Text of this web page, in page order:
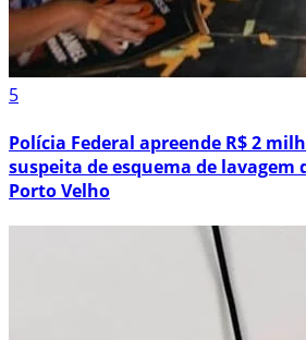
5
Polícia Federal apreende R$ 2
suspeita de esquema de lavagem
Porto Velho